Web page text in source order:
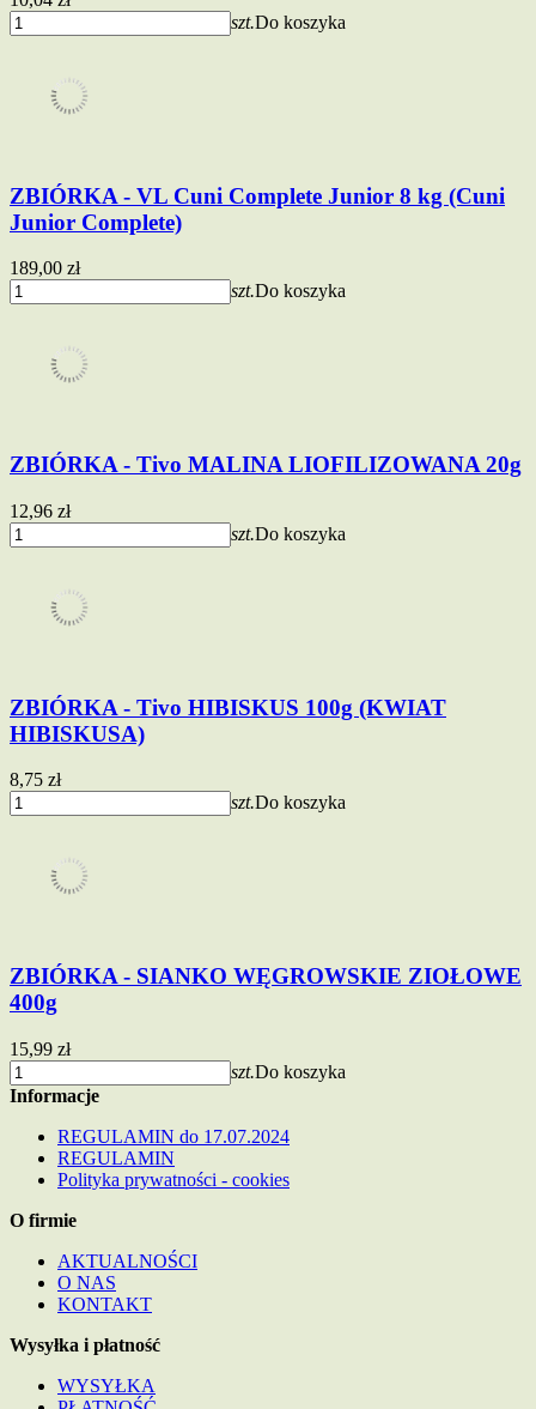
szt.Do koszyka
ZBIÓRKA - VL Cuni Complete Junior 8 kg (Cuni
Junior Complete)
189,00 zł
szt.Do koszyka
ZBIÓRKA - Tivo MALINA LIOFILIZOWANA 20g
12,96 zł
szt.Do koszyka
ZBIÓRKA - Tivo HIBISKUS 100g (KWIAT
HIBISKUSA)
8,75 zł
szt.Do koszyka
ZBIÓRKA - SIANKO WĘGROWSKIE ZIOŁOWE
400g
15,99 zł
szt.Do koszyka
Informacje
REGULAMIN do 17.07.2024
REGULAMIN
Polityka prywatności - cookies
O firmie
AKTUALNOŚCI
O NAS
KONTAKT
Wysyłka i płatność
WYSYŁKA